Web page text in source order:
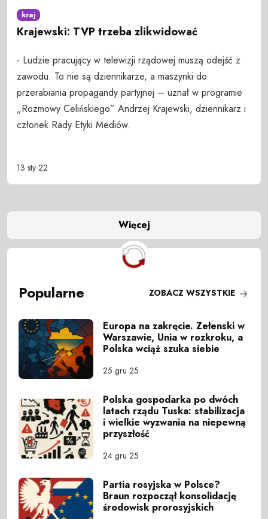
kraj
Krajewski: TVP trzeba zlikwidować
- Ludzie pracujący w telewizji rządowej muszą odejść z
zawodu. To nie są dziennikarze, a maszynki do
przerabiania propagandy partyjnej – uznał w programie
„Rozmowy Celińskiego” Andrzej Krajewski, dziennikarz i
członek Rady Etyki Mediów.
13 sty 22
Więcej
Popularne ZOBACZ WSZYSTKIE
Europa na zakręcie. Zełenski w
Warszawie, Unia w rozkroku, a
Polska wciąż szuka siebie
25 gru 25
Polska gospodarka po dwóch
latach rządu Tuska: stabilizacja
i wielkie wyzwania na niepewną
przyszłość
24 gru 25
Partia rosyjska w Polsce?
Braun rozpoczął konsolidację
środowisk prorosyjskich